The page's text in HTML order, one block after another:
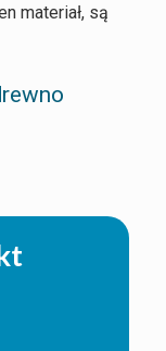
materiał, są